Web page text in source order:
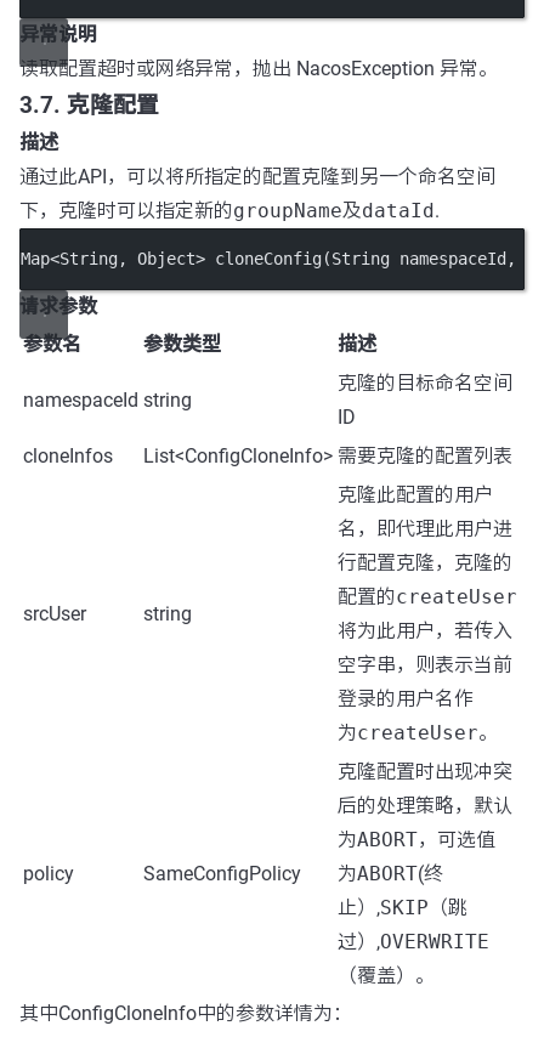
异常说明
读取配置超时或网络异常，抛出 NacosException 异常。
3.7. 克隆配置
描述
通过此API，可以将所指定的配置克隆到另一个命名空间
下，克隆时可以指定新的groupName及dataId.
Map<String, Object> cloneConfig(String namespaceId,
请求参数
参数名
参数类型 描述
namespaceId string
克隆的目标命名空间
ID
cloneInfos
List<ConfigCloneInfo> 需要克隆的配置列表
srcUser string
克隆此配置的用户
名，即代理此用户进
行配置克隆，克隆的
配置的createUser
将为此用户，若传入
空字串，则表示当前
登录的用户名作
为createUser。
policy SameConfigPolicy
克隆配置时出现冲突
后的处理策略，默认
为ABORT，可选值
为ABORT(终
止）,SKIP （跳
过）,OVERWRITE
（覆盖）。
其中ConfigCloneInfo中的参数详情为：